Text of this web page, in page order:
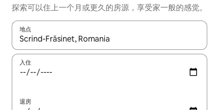
探索可以住上一个月或更久的房源，享受家一般的感觉。
地点
如有搜索结果，请使用上下方向键查看，或通过点击或滑动手势
入住
退房